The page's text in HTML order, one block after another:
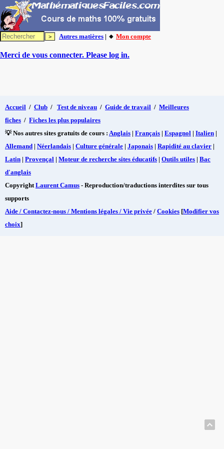
Autres matières | 🔸 Mon compte
Merci de vous connecter. Please log in.
Accueil / Club / Test de niveau / Guide de travail / Meilleures
fiches / Fiches les plus populaires
💡 Nos autres sites gratuits de cours : Anglais | Français | Espagnol | Italien |
Allemand | Néerlandais | Culture générale | Japonais | Rapidité au clavier |
Latin | Provençal | Moteur de recherche sites éducatifs | Outils utiles | Bac
d'anglais
CopyrightLaurent Camus - Reproduction/traductions interdites sur tous
supports
Aide / Contactez-nous / Mentions légales / Vie privée / Cookies [Modifier vos
choix]